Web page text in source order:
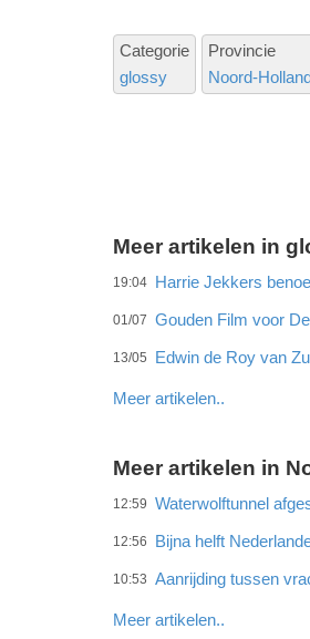
Categorie
glossy
Provincie
Noord-
Meer artikelen in
19:04 Harrie Jekkers
01/07 Gouden Film voor
13/05 Edwin de Roy van
Meer artikelen..
Meer artikelen in
12:59 Waterwolftunnel
12:56 Bijna helft
10:53 Aanrijding tussen
Meer artikelen..